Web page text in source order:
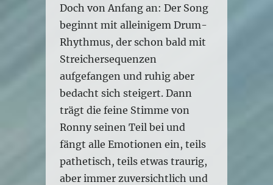
Doch von Anfang an: Der Song
beginnt mit alleinigem Drum-
Rhythmus, der schon bald mit
Streichersequenzen
aufgefangen und ruhig aber
bedacht sich steigert. Dann
trägt die feine Stimme von
Ronny seinen Teil bei und
fängt alle Emotionen ein, teils
pathetisch, teils etwas traurig,
aber immer zuversichtlich und